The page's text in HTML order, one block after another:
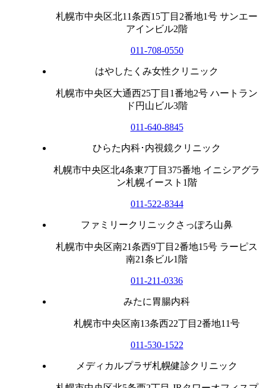
札幌市中央区北11条西15丁目2番地1号 サンエー
アインビル2階
011-708-0550
はやしたくみ女性クリニック
札幌市中央区大通西25丁目1番地2号 ハートラン
ド円山ビル3階
011-640-8845
ひらた内科･内視鏡クリニック
札幌市中央区北4条東7丁目375番地 イニシアグラ
ン札幌イースト1階
011-522-8344
ファミリークリニックさっぽろ山鼻
札幌市中央区南21条西9丁目2番地15号 ラーピス
南21条ビル1階
011-211-0336
みたに胃腸内科
札幌市中央区南13条西22丁目2番地11号
011-530-1522
メディカルプラザ札幌健診クリニック